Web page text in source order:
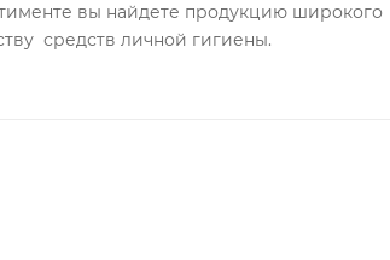
вы найдете продукцию широкого
средств личной гигиены.